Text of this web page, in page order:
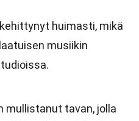
huimasti, mikä
musiikin
mullistanut tavan, jolla